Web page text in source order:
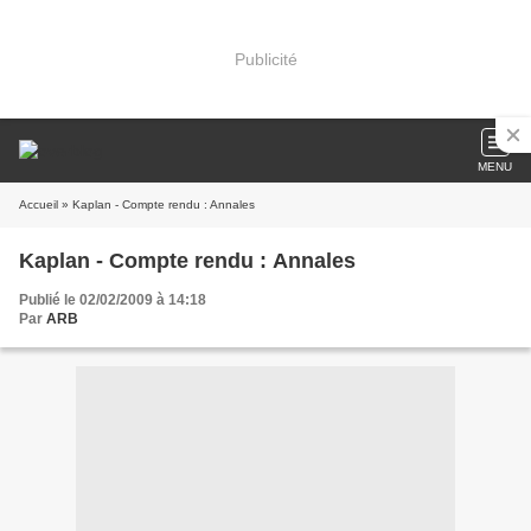
Publicité
MENU
Accueil » Kaplan - Compte rendu : Annales
Kaplan - Compte rendu : Annales
Publié le 02/02/2009 à 14:18
Par ARB